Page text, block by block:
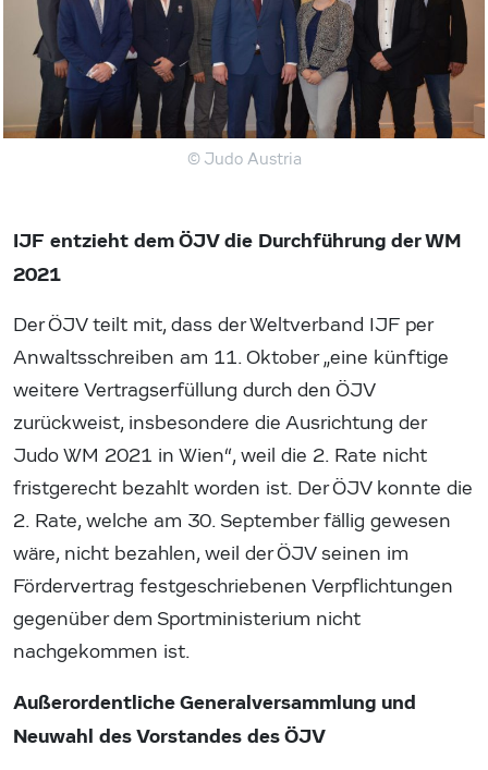
© Judo Austria
IJF entzieht dem ÖJV die Durchführung der WM
2021
Der ÖJV teilt mit, dass der Weltverband IJF per
Anwaltsschreiben am 11. Oktober „eine künftige
weitere Vertragserfüllung durch den ÖJV
zurückweist, insbesondere die Ausrichtung der
Judo WM 2021 in Wien“, weil die 2. Rate nicht
fristgerecht bezahlt worden ist. Der ÖJV konnte die
2. Rate, welche am 30. September fällig gewesen
wäre, nicht bezahlen, weil der ÖJV seinen im
Fördervertrag festgeschriebenen Verpflichtungen
gegenüber dem Sportministerium nicht
nachgekommen ist.
Außerordentliche Generalversammlung und
Neuwahl des Vorstandes des ÖJV